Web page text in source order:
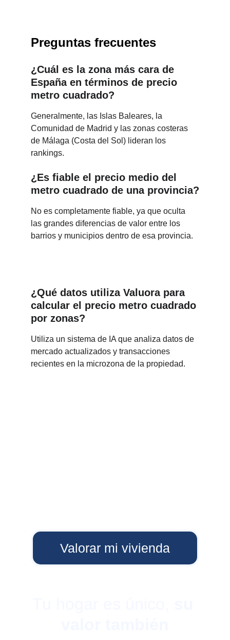
Preguntas frecuentes
¿Cuál es la zona más cara de
España en términos de precio
metro cuadrado?
Generalmente, las Islas Baleares, la
Comunidad de Madrid y las zonas costeras
de Málaga (Costa del Sol) lideran los
rankings.
¿Es fiable el precio medio del
metro cuadrado de una provincia?
No es completamente fiable, ya que oculta
las grandes diferencias de valor entre los
barrios y municipios dentro de esa provincia.
¿Qué datos utiliza Valuora para
calcular el precio metro cuadrado
por zonas?
Utiliza un sistema de IA que analiza datos de
mercado actualizados y transacciones
recientes en la microzona de la propiedad.
Valorar mi vivienda